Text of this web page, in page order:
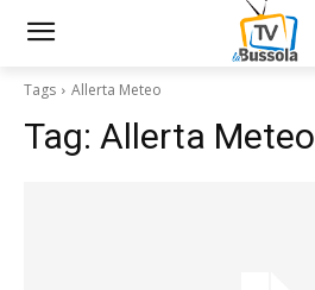
Tags Allerta Meteo
Tag: Allerta Meteo